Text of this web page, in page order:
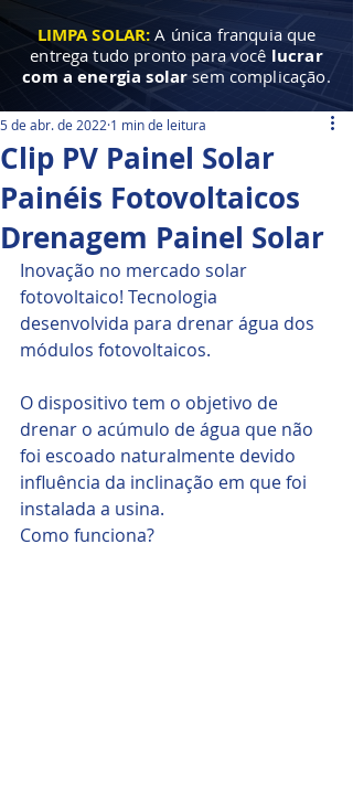
LIMPA SOLAR:A única franquia que
entrega tudo pronto para você lucrar
com a energia solar sem complicação.
Clip PV Painel Solar
Painéis Fotovoltaicos
Drenagem Painel Solar
5 de abr. de 2022 1 min de leitura
Inovação no mercado solar
fotovoltaico! Tecnologia
desenvolvida para drenar água dos
módulos fotovoltaicos.
O dispositivo tem o objetivo de
drenar o acúmulo de água que não
foi escoado naturalmente devido
influência da inclinação em que foi
instalada a usina.
Como funciona?